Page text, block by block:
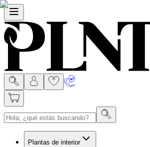
Menú
Plantas de interior